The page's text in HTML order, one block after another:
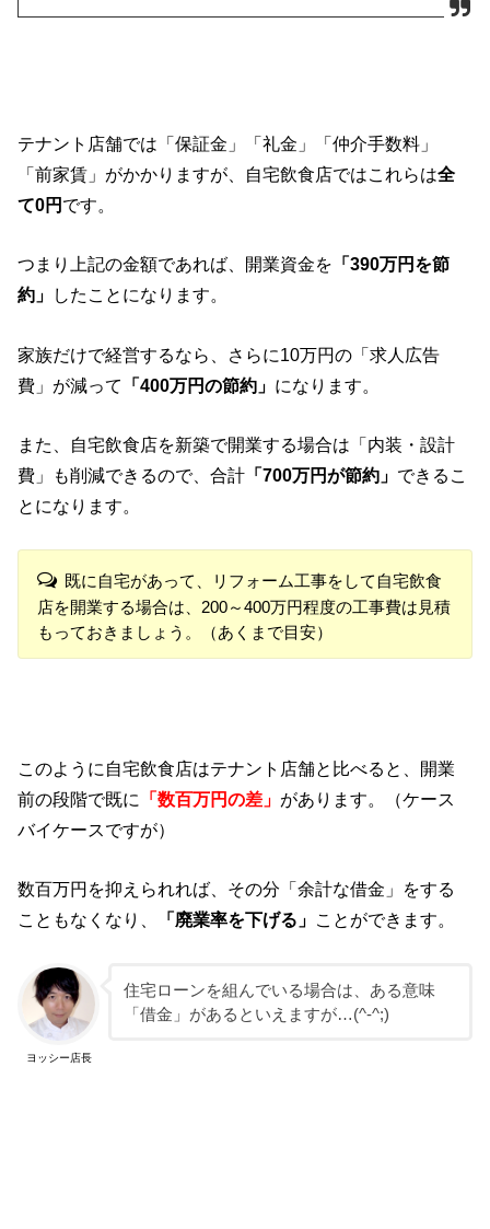
テナント店舗では「保証金」「礼金」「仲介手数料」
「前家賃」がかかりますが、自宅飲食店ではこれらは全
て0円 です。
つまり上記の金額であれば、開業資金を 「390万円を節
約」
したことになります。
家族だけで経営するなら、さらに10万円の「求人広告
費」が減って
「400万円の節約」 になります。
また、自宅飲食店を新築で開業する場合は「内装・設計
費」も削減できるので、合計 「700万円が節約」 できるこ
とになります。
既に自宅があって、リフォーム工事をして自宅飲食
店を開業する場合は、200～400万円程度の工事費は見積
もっておきましょう。（あくまで目安）
このように自宅飲食店はテナント店舗と比べると、開業
前の段階で既に
「数百万円の差」 があります。（ケース
バイケースですが）
数百万円を抑えられれば、その分「余計な借金」をする
こともなくなり、
「廃業率を下げる」 ことができます。
ヨッシー店長
住宅ローンを組んでいる場合は、ある意味
「借金」があるといえますが…(^-^;)